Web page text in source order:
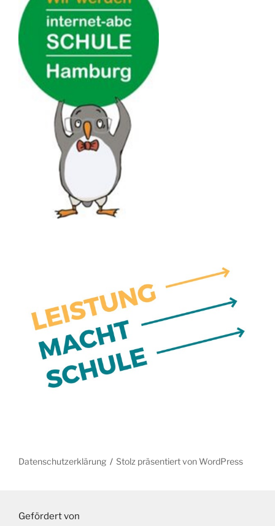
Datenschutzerklärung Stolz präsentiert von WordPress
Gefördert von